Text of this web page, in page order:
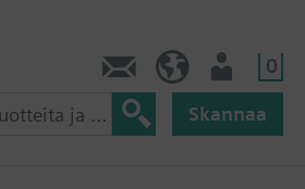
0
Skannaa